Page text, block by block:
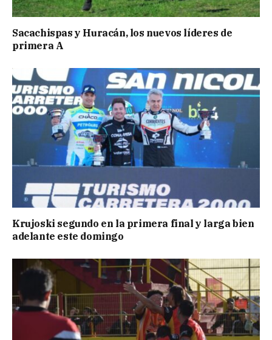
Sacachispas y Huracán, los nuevos líderes de
primera A
Krujoski segundo en la primera final y larga bien
adelante este domingo